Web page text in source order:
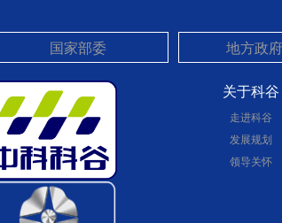
关于科谷
走进科谷
发展规划
领导关怀